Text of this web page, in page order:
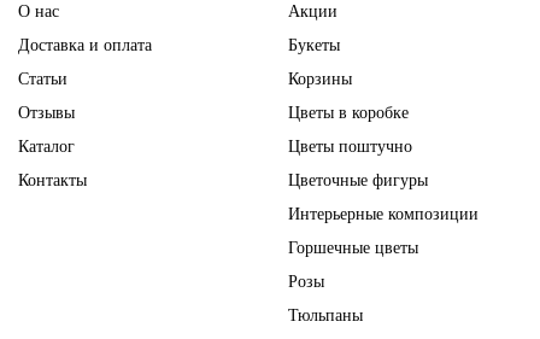
О нас
Доставка и оплата
Статьи
Отзывы
Каталог
Контакты
Акции
Букеты
Корзины
Цветы в коробке
Цветы поштучно
Цветочные фигуры
Интерьерные композиции
Горшечные цветы
Розы
Тюльпаны